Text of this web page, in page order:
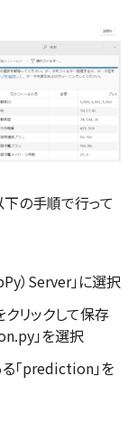
の手順で行って
）Server」に選択
クリックして保存
」を選択
「prediction」を